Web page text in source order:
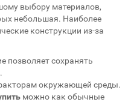
выбору материалов,
небольшая. Наиболее
конструкции из-за
позволяет сохранять
окружающей среды.
можно как обычные